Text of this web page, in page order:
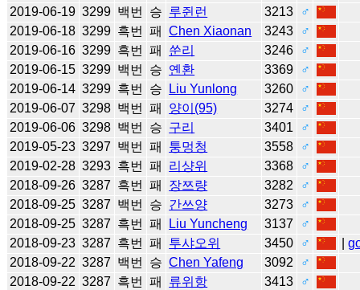
2019-06-19 3299 백번 승 루쥔런 3213
♂
2019-06-18 3299 흑번 패 Chen Xiaonan 3243
♂
2019-06-16 3299 흑번 패 쑨리 3246
♂
2019-06-15 3299 백번 승 옌환 3369
♂
2019-06-14 3299 흑번 승 Liu Yunlong 3260
♂
2019-06-07 3298 백번 패 양이(95) 3274
♂
2019-06-06 3298 백번 승 구리 3401
♂
2019-05-23 3297 백번 패 퉁멍청 3558
♂
2019-02-28 3293 흑번 패 리샹위 3368
♂
2018-09-26 3287 흑번 패 장쯔량 3282
♂
2018-09-25 3287 백번 승 간쓰양 3273
♂
2018-09-25 3287 흑번 패 Liu Yuncheng 3137
♂
2018-09-23 3287 흑번 패 투샤오위 3450 ♂ |
2018-09-22 3287 백번 승 Chen Yafeng 3092
♂
2018-09-22 3287 흑번 패 류위항 3413
♂